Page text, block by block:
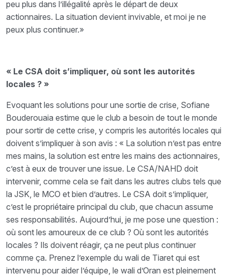
peu plus dans l’illégalité après le départ de deux
actionnaires. La situation devient invivable, et moi je ne
peux plus continuer.»
« Le CSA doit s’impliquer, où sont les autorités
locales ? »
Evoquant les solutions pour une sortie de crise, Sofiane
Bouderouaia estime que le club a besoin de tout le monde
pour sortir de cette crise, y compris les autorités locales qui
doivent s’impliquer à son avis : « La solution n’est pas entre
mes mains, la solution est entre les mains des actionnaires,
c’est à eux de trouver une issue. Le CSA/NAHD doit
intervenir, comme cela se fait dans les autres clubs tels que
la JSK, le MCO et bien d’autres. Le CSA doit s’impliquer,
c’est le propriétaire principal du club, que chacun assume
ses responsabilités. Aujourd’hui, je me pose une question :
où sont les amoureux de ce club ? Où sont les autorités
locales ? Ils doivent réagir, ça ne peut plus continuer
comme ça. Prenez l’exemple du wali de Tiaret qui est
intervenu pour aider l’équipe, le wali d’Oran est pleinement